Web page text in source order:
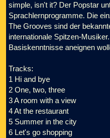
simple, isn't it? Der Popstar
Sprachlernprogramme. Die
The Grooves sind der
internationale Spitzen-
Basiskenntnisse aneignen
Tracks:
1 Hi and bye
2 One, two, three
3 A room with a view
4 At the restaurant
5 Summer in the city
6 Let's go shopping